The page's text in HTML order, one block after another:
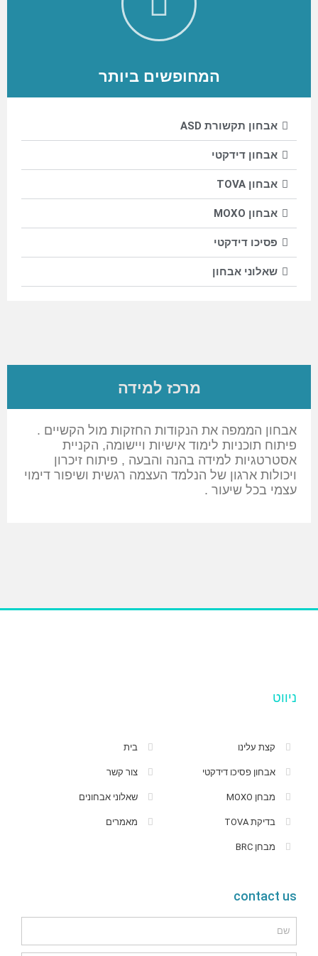
המחופשים ביותר
אבחון תקשורת ASD
אבחון דידקטי
אבחון TOVA
אבחון MOXO​
פסיכו דידקטי
שאלוני אבחון
מרכז למידה
אבחון הממפה את הנקודות החזקות מול הקשיים .
פיתוח תוכניות לימוד אישיות ויישומה, הקניית
אסטרטגיות למידה בהנה והבעה , פיתוח זיכרון
ויכולות ארגון של הנלמד העצמה רגשית ושיפור דימוי
עצמי בכל שיעור .
ניווט
קצת עלינו
אבחון פסיכו דידקטי
מבחן MOXO
בדיקת TOVA
מבחן BRC
בית
צור קשר
שאלוני אבחונים
מאמרים
contact us